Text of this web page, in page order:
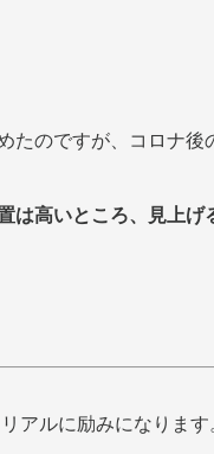
たのですが、コロナ後
は高いところ、見上げ
アルに励みになります